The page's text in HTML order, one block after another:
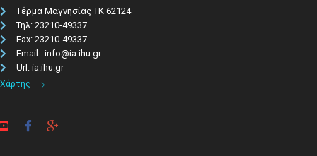
Τέρμα Μαγνησίας ΤΚ 62124
Τηλ: 23210-49337​
Fax: 23210-49337
Email: info@ia.ihu.gr
Url: ia.ihu.gr
Χάρτης